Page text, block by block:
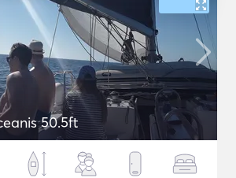
50.5ft